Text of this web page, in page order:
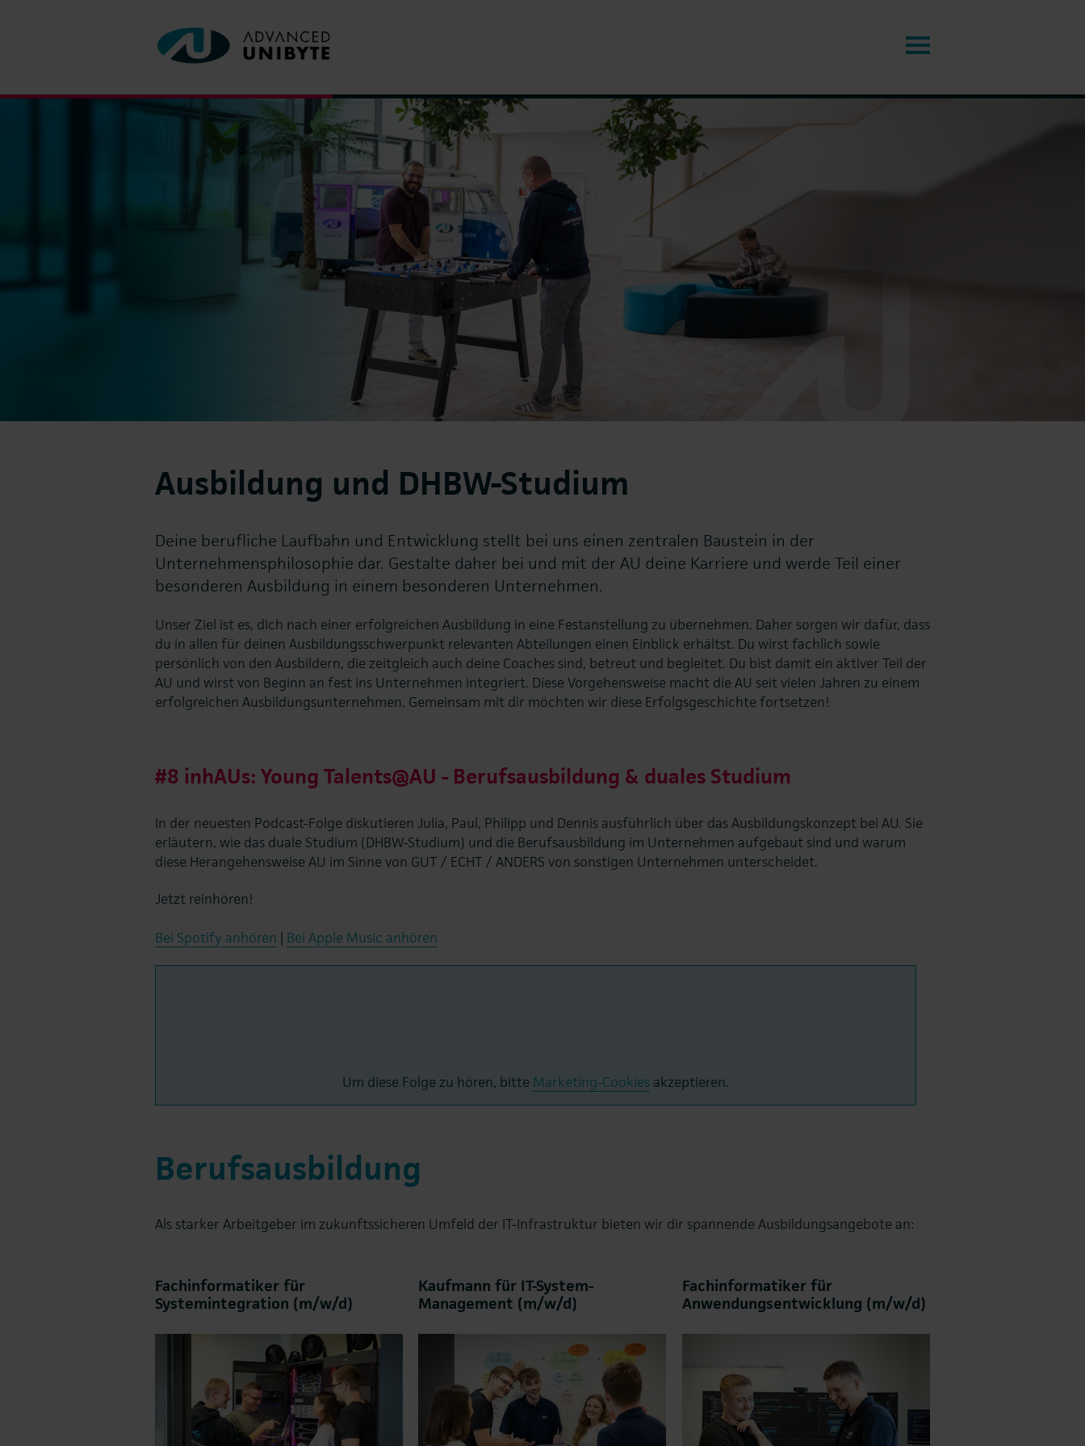
Ausbildung und DHBW-Studium
Deine berufliche Laufbahn und Entwicklung stellt bei uns einen zentralen Baustein in der
Unternehmensphilosophie dar. Gestalte daher bei und mit der AU deine Karriere und werde Teil einer
besonderen Ausbildung in einem besonderen Unternehmen.
Unser Ziel ist es, dich nach einer erfolgreichen Ausbildung in eine Festanstellung zu übernehmen. Daher sorgen wir dafür, dass
du in allen für deinen Ausbildungsschwerpunkt relevanten Abteilungen einen Einblick erhältst. Du wirst fachlich sowie
persönlich von den Ausbildern, die zeitgleich auch deine Coaches sind, betreut und begleitet. Du bist damit ein aktiver Teil der
AU und wirst von Beginn an fest ins Unternehmen integriert. Diese Vorgehensweise macht die AU seit vielen Jahren zu einem
erfolgreichen Ausbildungsunternehmen. Gemeinsam mit dir möchten wir diese Erfolgsgeschichte fortsetzen!
#8 inhAUs: Young Talents@AU - Berufsausbildung & duales Studium
In der neuesten Podcast-Folge diskutieren Julia, Paul, Philipp und Dennis ausführlich über das Ausbildungskonzept bei AU. Sie
erläutern, wie das duale Studium (DHBW-Studium) und die Berufsausbildung im Unternehmen aufgebaut sind und warum
diese Herangehensweise AU im Sinne von GUT / ECHT / ANDERS von sonstigen Unternehmen unterscheidet.
Jetzt reinhören!
Bei Spotify anhören | Bei Apple Music anhören
Um diese Folge zu hören, bitte Marketing-Cookiesakzeptieren.
Berufsausbildung
Als starker Arbeitgeber im zukunftssicheren Umfeld der IT-Infrastruktur bieten wir dir spannende Ausbildungsangebote an:
Fachinformatiker für
Systemintegration (m/w/d)
Kaufmann für IT-System-
Management (m/w/d)
Fachinformatiker für
Anwendungsentwicklung (m/w/d)